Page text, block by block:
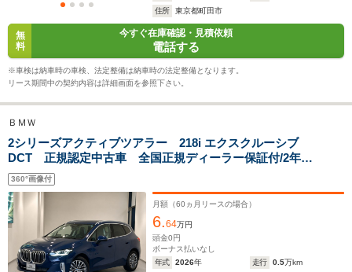
WLTCモード
燃費
駆動方式
└市街地:10.1～
└郊外:13.8～
└高速道路:15.6～
19.0km/L
FF、4WD
└市街地:8.9～
└郊外:12.8～
FF、4WD
住所
東京都町田市
無
料
今すぐ在庫確認・見積依頼
電話する
※車検は納車時の車検、法定整備は納車時の法定整備となります。
リース期間中の契約内容は詳細画面を参照下さい。
ＢＭＷ
2シリーズアクティブツアラー 218i エクスクルーシブ
DCT 正規認定中古車 全国正規ディーラー保証付/2年・
走行距離無制限 ヘッドアップディスプレイ アクティ
ブクルーズコントロール ハーマンカードン シートヒ
ーター ワイヤレス充電 アンドロイドオート
360°画像付
月額（60 ヵ月リースの場合）
6.64万円
頭金0円
ボーナス払いなし
年式
2026年 走行 0.5万km